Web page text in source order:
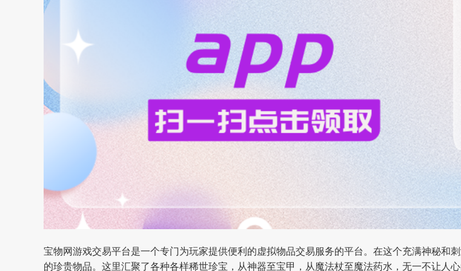
宝物网游戏交易平台是一个专门为玩家提供便利的虚拟物品交易服务的平台。在这个充满神秘和
的珍贵物品。这里汇聚了各种各样稀世珍宝，从神器至宝甲，从魔法杖至魔法药水，无一不让人心